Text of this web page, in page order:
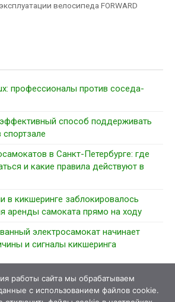
велосипеда FORWARD
профессионалы против соседа-
способ поддерживать
в Санкт-Петербурге: где
и какие правила действуют в
в кикшеринге заблокировалось
аренды самоката прямо на ходу
электросамокат начинает
и сигналы кикшеринга
работы сайта мы обрабатываем
с использованием файлов cookie.